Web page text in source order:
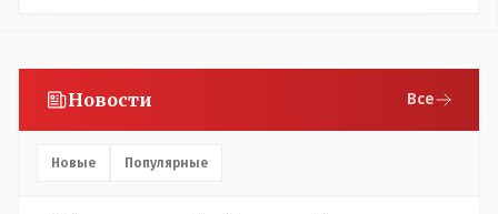
Новости Все
Новые Популярные